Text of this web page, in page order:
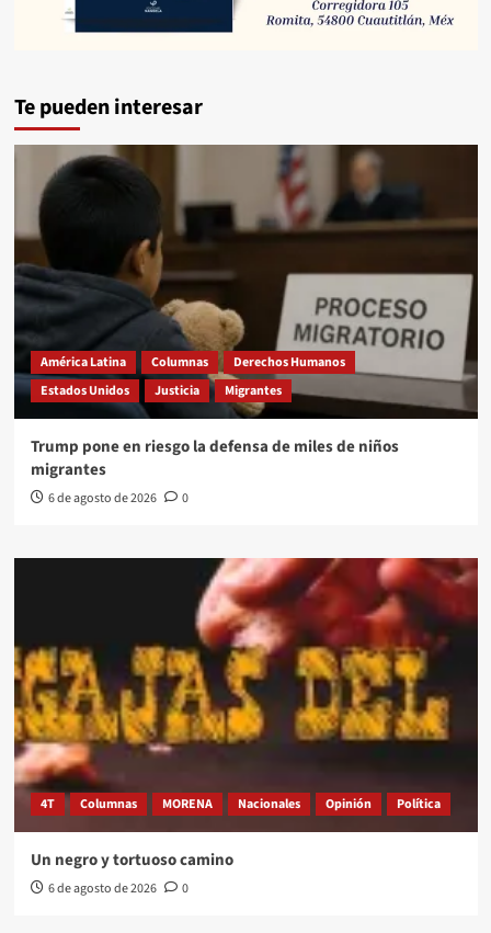
Te pueden interesar
América Latina Columnas
Derechos Humanos
Estados Unidos
Justicia Migrantes
Trump pone en riesgo la defensa de miles de niños
migrantes
6 de agosto de 2026 0
4T Columnas MORENA Nacionales Opinión Política
Un negro y tortuoso camino
6 de agosto de 2026 0